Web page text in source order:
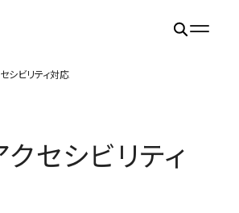
シビリティ対応
クセシビリティ